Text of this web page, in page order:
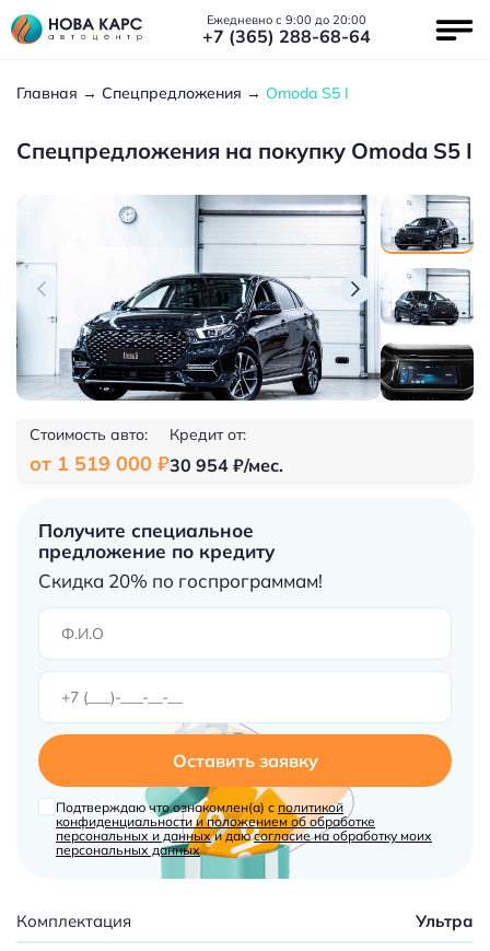
Ежедневно с 9:00 до 20:00
+7 (365) 288-68-64
Главная Спецпредложения Omoda S5 I
Спецпредложения на покупку Omoda S5 I
Стоимость авто:
от 1 519 000 ₽
Кредит от:
30 954 ₽/мес.
Получите специальное
предложение по кредиту
Скидка 20% по госпрограммам!
Оставить заявку
Подтверждаю что ознакомлен(а) с политикой
конфиденциальности и положением об обработке
персональных и данныхи даюсогласие на обработку моих
персональных данных
Комплектация Ультра